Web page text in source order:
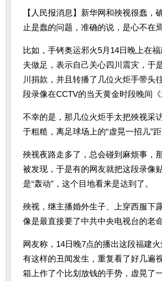
【人民报消息】新华网和殃视很蠢，
止是蠢的问题，准确的说，是心不在焉
比如，手铐奥运邪火5月14日晚上在
夫做足，表示自己关心四川震灾，于
川捐款，并且转播了几位火炬手带头
段录像在CCTV的当天黄金时段晚间《
不幸的是，那几位火炬手太把殃视采
于粗糙，离足球场上的“虚晃一招儿”距
殃视夜路走多了，总会碰到麻烦事，
被发现，于是有的网友就把这段录像
是“轰动”，这个目地看来是达到了。
殃视，继主播婚外生子、上穿西服下
像是最直接要了中共中央电视台的老命
网友称，14日晚7点的播出这段福建
有这样的丑闻发生，重复看了好几遍
箱上作了个比划放钱的手势，虚晃了